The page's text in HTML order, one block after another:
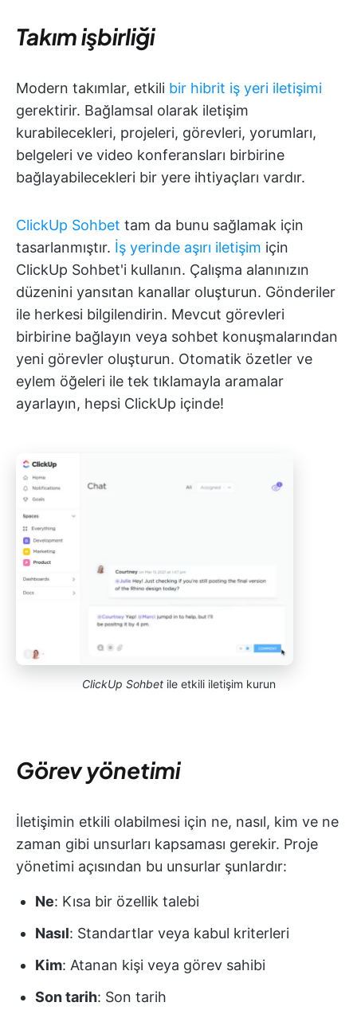
Takım işbirliği
Modern takımlar, etkili bir hibrit iş yeri iletişimi
gerektirir. Bağlamsal olarak iletişim
kurabilecekleri, projeleri, görevleri, yorumları,
belgeleri ve video konferansları birbirine
bağlayabilecekleri bir yere ihtiyaçları vardır.
ClickUp Sohbet tam da bunu sağlamak için
tasarlanmıştır. İş yerinde aşırı iletişim için
ClickUp Sohbet'i kullanın. Çalışma alanınızın
düzenini yansıtan kanallar oluşturun. Gönderiler
ile herkesi bilgilendirin. Mevcut görevleri
birbirine bağlayın veya sohbet konuşmalarından
yeni görevler oluşturun. Otomatik özetler ve
eylem öğeleri ile tek tıklamayla aramalar
ayarlayın, hepsi ClickUp içinde!
ClickUp Sohbetile etkili iletişim kurun
Görev yönetimi
İletişimin etkili olabilmesi için ne, nasıl, kim ve ne
zaman gibi unsurları kapsaması gerekir. Proje
yönetimi açısından bu unsurlar şunlardır:
Ne: Kısa bir özellik talebi
Nasıl: Standartlar veya kabul kriterleri
Kim: Atanan kişi veya görev sahibi
Son tarih: Son tarih